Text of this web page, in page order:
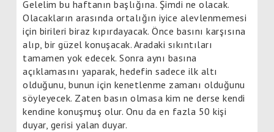
Gelelim bu haftanın başlığına. Şimdi ne olacak.
Olacakların arasında ortalığın iyice alevlenmemesi
için birileri biraz kıpırdayacak. Önce basını karşısına
alıp, bir güzel konuşacak. Aradaki sıkıntıları
tamamen yok edecek. Sonra aynı basına
açıklamasını yaparak, hedefin sadece ilk altı
olduğunu, bunun için kenetlenme zamanı olduğunu
söyleyecek. Zaten basın olmasa kim ne derse kendi
kendine konuşmuş olur. Onu da en fazla 50 kişi
duyar, gerisi yalan duyar.